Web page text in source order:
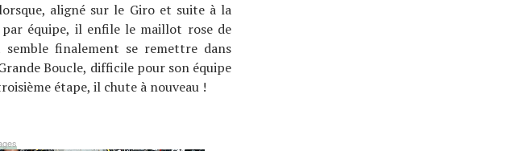
aligné sur le Giro et suite à la
équipe, il enfile le maillot rose de
finalement se remettre dans
Boucle, difficile pour son équipe
étape, il chute à nouveau !